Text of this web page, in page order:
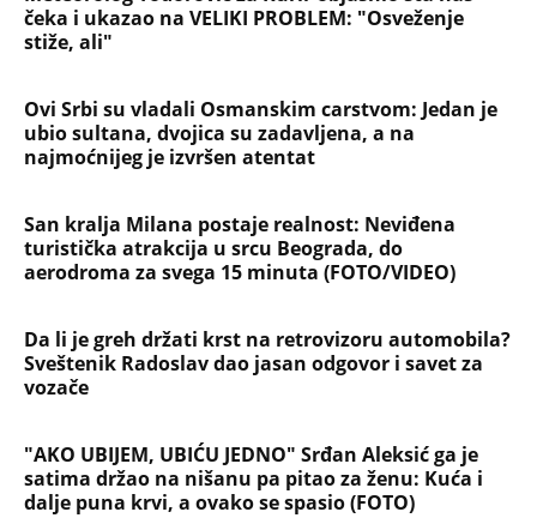
čeka i ukazao na VELIKI PROBLEM: "Osveženje
stiže, ali"
Ovi Srbi su vladali Osmanskim carstvom: Jedan je
ubio sultana, dvojica su zadavljena, a na
najmoćnijeg je izvršen atentat
San kralja Milana postaje realnost: Neviđena
turistička atrakcija u srcu Beograda, do
aerodroma za svega 15 minuta (FOTO/VIDEO)
Da li je greh držati krst na retrovizoru automobila?
Sveštenik Radoslav dao jasan odgovor i savet za
vozače
"AKO UBIJEM, UBIĆU JEDNO" Srđan Aleksić ga je
satima držao na nišanu pa pitao za ženu: Kuća i
dalje puna krvi, a ovako se spasio (FOTO)